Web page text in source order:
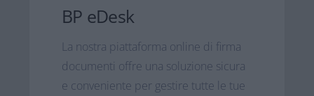
BP eDesk​
La nostra piattaforma online di firma
documenti offre una soluzione sicura
e conveniente per gestire tutte le tue